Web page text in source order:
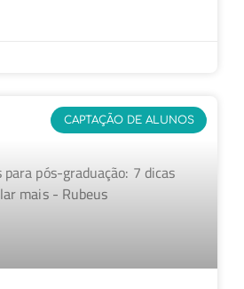
CAPTAÇÃO DE ALUNOS